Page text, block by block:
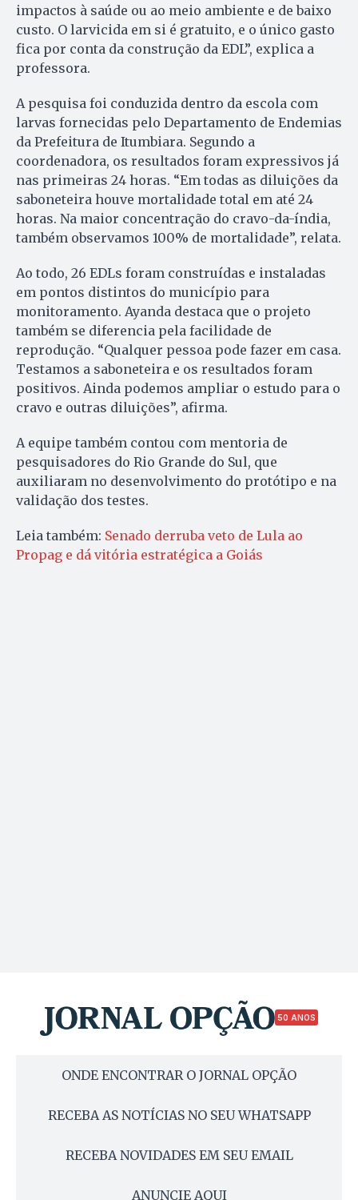
impactos à saúde ou ao meio ambiente e de baixo
custo. O larvicida em si é gratuito, e o único gasto
fica por conta da construção da EDL”, explica a
professora.
A pesquisa foi conduzida dentro da escola com
larvas fornecidas pelo Departamento de Endemias
da Prefeitura de Itumbiara. Segundo a
coordenadora, os resultados foram expressivos já
nas primeiras 24 horas. “Em todas as diluições da
saboneteira houve mortalidade total em até 24
horas. Na maior concentração do cravo-da-índia,
também observamos 100% de mortalidade”, relata.
Ao todo, 26 EDLs foram construídas e instaladas
em pontos distintos do município para
monitoramento. Ayanda destaca que o projeto
também se diferencia pela facilidade de
reprodução. “Qualquer pessoa pode fazer em casa.
Testamos a saboneteira e os resultados foram
positivos. Ainda podemos ampliar o estudo para o
cravo e outras diluições”, afirma.
A equipe também contou com mentoria de
pesquisadores do Rio Grande do Sul, que
auxiliaram no desenvolvimento do protótipo e na
validação dos testes.
Leia também: Senado derruba veto de Lula ao
Propag e dá vitória estratégica a Goiás
50 ANOS
ONDE ENCONTRAR O JORNAL OPÇÃO
RECEBA AS NOTÍCIAS NO SEU WHATSAPP
RECEBA NOVIDADES EM SEU EMAIL
ANUNCIE AQUI